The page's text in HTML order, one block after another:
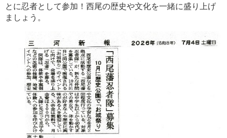
とに忍者として参加！西尾の歴史や文化を一緒に盛り上げ
ましょう。